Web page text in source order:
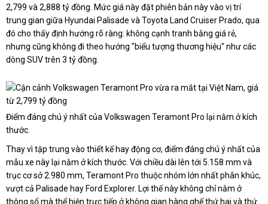
2,799 và 2,888 tỷ đồng. Mức giá này đặt phiên bản này vào vị trí
trung gian giữa Hyundai Palisade và Toyota Land Cruiser Prado, qua
đó cho thấy định hướng rõ ràng: không cạnh tranh bằng giá rẻ,
nhưng cũng không đi theo hướng "biểu tượng thương hiệu" như các
dòng SUV trên 3 tỷ đồng.
Điểm đáng chú ý nhất của Volkswagen Teramont Pro lại nằm ở kích
thước.
Thay vì tập trung vào thiết kế hay động cơ, điểm đáng chú ý nhất của
mẫu xe này lại nằm ở kích thước. Với chiều dài lên tới 5.158 mm và
trục cơ sở 2.980 mm, Teramont Pro thuộc nhóm lớn nhất phân khúc,
vượt cả Palisade hay Ford Explorer. Lợi thế này không chỉ nằm ở
thông số mà thể hiện trực tiếp ở không gian hàng ghế thứ hai và thứ